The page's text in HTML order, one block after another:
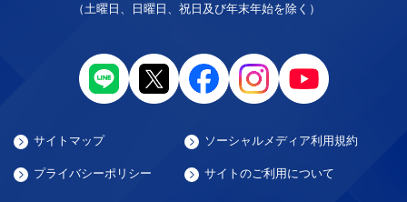
（土曜日、日曜日、祝日及び年末年始を除く）
サイトマップ ソーシャルメディア利用規約
プライバシーポリシー サイトのご利用について